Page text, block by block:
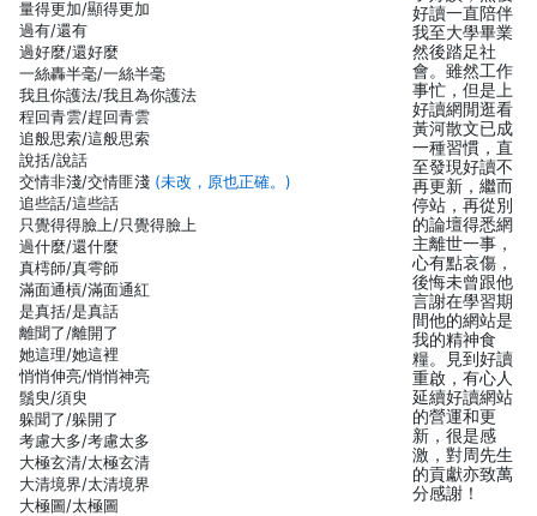
量得更加/顯得更加
過有/還有
過好麼/還好麼
一絲轟半毫/一絲半毫
我且你護法/我且為你護法
程回青雲/趕回青雲
追般思索/這般思索
說括/說話
交情非淺/交情匪淺 (未改，原也正確。)
追些話/這些話
只覺得得臉上/只覺得臉上
過什麼/還什麼
真樗師/真雩師
滿面通槓/滿面通紅
是真括/是真話
離聞了/離開了
她這理/她這裡
悄悄伸亮/悄悄神亮
鬚臾/須臾
躲聞了/躲開了
考慮大多/考慮太多
大極玄清/太極玄清
大清境界/太清境界
大極圖/太極圖
好讀一直陪伴
我至大學畢業
然後踏足社
會。雖然工作
事忙，但是上
好讀網閒逛看
黃河散文已成
一種習慣，直
至發現好讀不
再更新，繼而
停站，再從別
的論壇得悉網
主離世一事，
心有點哀傷，
後悔未曾跟他
言謝在學習期
間他的網站是
我的精神食
糧。見到好讀
重啟，有心人
延續好讀網站
的營運和更
新，很是感
激，對周先生
的貢獻亦致萬
分感謝！